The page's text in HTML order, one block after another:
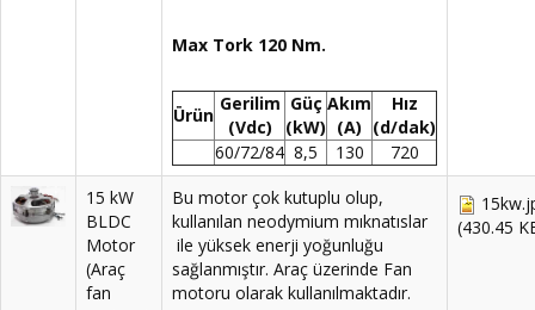
Max Tork 120 Nm.
Ürün
Gerilim
(Vdc)
Güç
(kW)
Akım
(A)
Hız
(d/dak)
60/72/84 8,5 130 720
15 kW
BLDC
Motor
(Araç
fan
Bu motor çok kutuplu olup,
kullanılan neodymium mıknatıslar
ile yüksek enerji yoğunluğu
sağlanmıştır. Araç üzerinde Fan
motoru olarak kullanılmaktadır.
(430.45